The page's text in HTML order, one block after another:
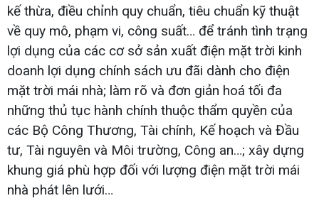
kế thừa, điều chỉnh quy chuẩn, tiêu chuẩn kỹ thuật
về quy mô, phạm vi, công suất… để tránh tình trạng
lợi dụng của các cơ sở sản xuất điện mặt trời kinh
doanh lợi dụng chính sách ưu đãi dành cho điện
mặt trời mái nhà; làm rõ và đơn giản hoá tối đa
những thủ tục hành chính thuộc thẩm quyền của
các Bộ Công Thương, Tài chính, Kế hoạch và Đầu
tư, Tài nguyên và Môi trường, Công an…; xây dựng
khung giá phù hợp đối với lượng điện mặt trời mái
nhà phát lên lưới…